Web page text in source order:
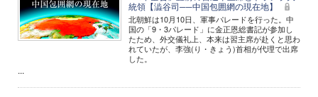
統領【澁谷司──中国包囲網の現在地】
北朝鮮は10月10日、軍事パレードを行った。中
国の「9・3パレード」に金正恩総書記が参加し
たため、外交儀礼上、本来は習主席が赴くと思わ
れていたが、李強(り・きょう)首相が代理で出席
した。
...